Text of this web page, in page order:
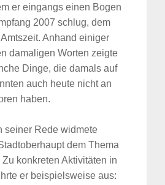
er eingangs einen Bogen
2007 schlug, dem
Anhand einiger
damaligen Worten zeigte
Dinge, die damals auf
auch heute nicht an
haben.
seiner Rede widmete
dem Thema
konkreten Aktivitäten in
er beispielsweise aus: